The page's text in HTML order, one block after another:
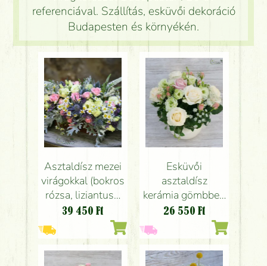
referenciával. Szállítás, esküvői dekoráció
Budapesten és környékén.
Asztaldísz mezei
virágokkal (bokros
rózsa, liziantusz,
eringium, kamilla,
rózsaszín, kék)
Pavillon de Paris,
Budapest, esküvő
39 450 Ft
Esküvői
asztaldísz
kerámia gömbben
( rózsa, bokros
rózsa, liziantusz,
fehér, rózsaszín,
barack )
26 550 Ft